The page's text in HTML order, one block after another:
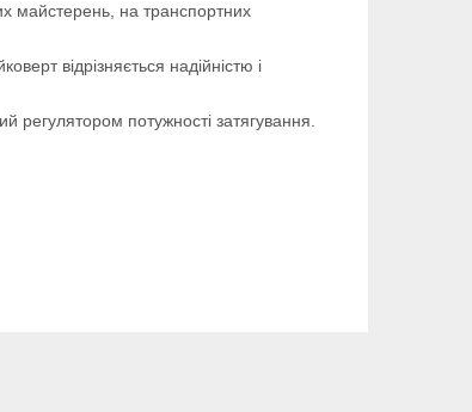
майстерень, на транспортних
відрізняється надійністю і
регулятором потужності затягування.